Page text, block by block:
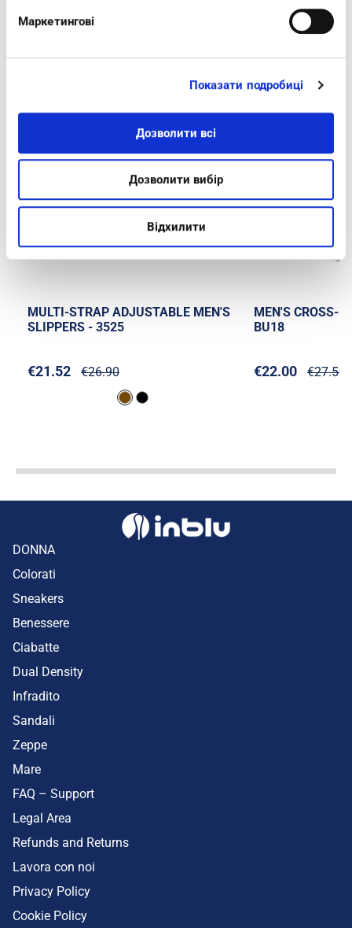
Маркетингові
Показати подробиці
Дозволити всі
Дозволити вибір
Відхилити
-20%
MULTI-STRAP ADJUSTABLE MEN'S
SLIPPERS - 3525
€21.52 €26.90
-20%
MEN'S CROSS-
BU18
€22.00 €27.50
DONNA
Colorati
Sneakers
Benessere
Ciabatte
Dual Density
Infradito
Sandali
Zeppe
Mare
FAQ – Support
Legal Area
Refunds and Returns
Lavora con noi
Privacy Policy
Cookie Policy